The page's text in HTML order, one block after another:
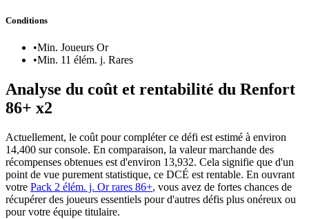
Conditions
•Min. Joueurs Or
•Min. 11 élém. j. Rares
Analyse du coût et rentabilité du Renfort
86+ x2
Actuellement, le coût pour compléter ce défi est estimé à environ
14,400 sur console. En comparaison, la valeur marchande des
récompenses obtenues est d'environ 13,932. Cela signifie que d'un
point de vue purement statistique, ce DCÉ est rentable. En ouvrant
votre Pack 2 élém. j. Or rares 86+, vous avez de fortes chances de
récupérer des joueurs essentiels pour d'autres défis plus onéreux ou
pour votre équipe titulaire.